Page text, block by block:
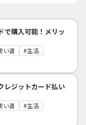
で購入可能！メリッ
い道
生活
レジットカード払い
い道
生活